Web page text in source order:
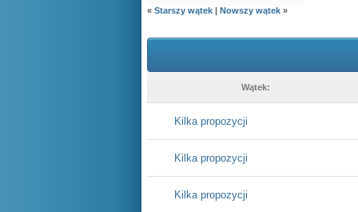
« Starszy wątek | Nowszy wątek »
Wątek:
Kilka propozycji
Kilka propozycji
Kilka propozycji